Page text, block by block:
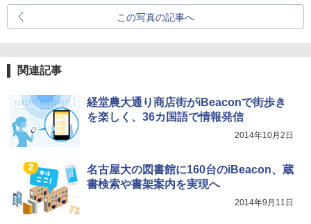
この写真の記事へ
関連記事
経堂農大通り商店街がiBeaconで街歩き
を楽しく、36カ国語で情報発信
2014年10月2日
名古屋大の図書館に160台のiBeacon、蔵
書検索や書架案内を実現へ
2014年9月11日